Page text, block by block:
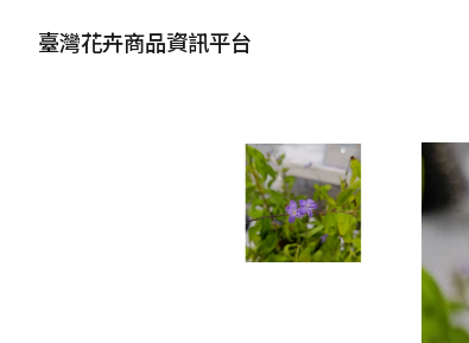
臺灣花卉商品資訊平台